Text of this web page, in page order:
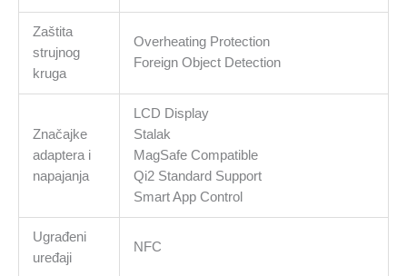
Zaštita
strujnog
kruga
Overheating Protection
Foreign Object Detection
Značajke
adaptera i
napajanja
LCD Display
Stalak
MagSafe Compatible
Qi2 Standard Support
Smart App Control
Ugrađeni
uređaji
NFC